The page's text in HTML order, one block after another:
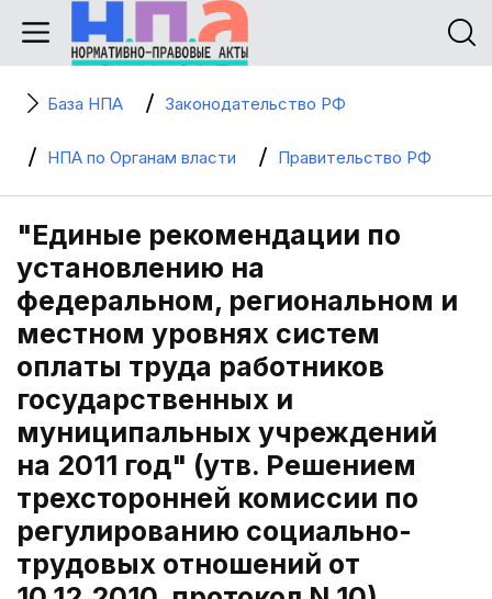
База НПА Законодательство РФ
НПА по Органам власти Правительство РФ
"Единые рекомендации по
установлению на
федеральном, региональном и
местном уровнях систем
оплаты труда работников
государственных и
муниципальных учреждений
на 2011 год" (утв. Решением
трехсторонней комиссии по
регулированию социально-
трудовых отношений от